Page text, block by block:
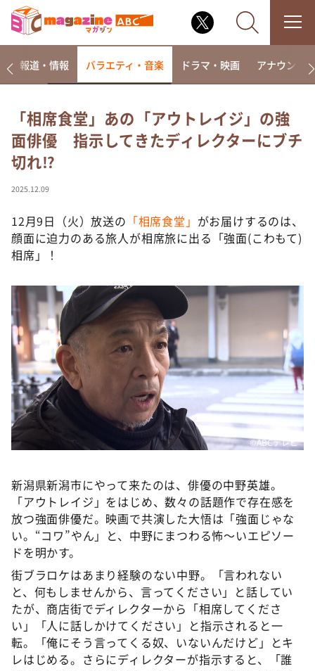
なるみ・岡村の過ぎるTV
相席食堂
これ余談なんですけど・・・
て真剣です
探偵！ナイトスクープ
河合＆A.B.C-Z塚田×福井アナ「なんでやねん！？」
（news おかえり）
DAIGOも台所 ～きょうの献立 何にする？～
本日はダイアンなり！シーズン２
朝だ！生です旅サラダ
教えて！ニュースライブ 正義のミカタ
ＬＩＦＥ～夢のカタチ～
新婚さんいらっしゃい！
ザキ山小屋本館
ぺこぱのまるスポ
アナ回覧板
報道・情報 バラエティ・音楽 ドラマ・映画 アナウンサー
「相席食堂」あの「アウトレイジ」の強
面俳優 指示してきたディレクターにブチ
切れ⁉︎
2025.12.09
12月9日（火）放送の 「相席食堂」 がお届けするのは、
顔面に迫力のある旅人が相席旅に出る「強面(こわもて)
相席」！
©ABCテレビ
新潟県新潟市にやって来たのは、俳優の中野英雄。
「アウトレイジ」をはじめ、数々の話題作で存在感を
放つ強面俳優だ。映画で共演した大悟は「強面じゃな
い。“コワ”やん」と、中野にまつわる怖～いエピソー
ドを明かす。
街ブラロケはあまり経験のない中野。「言われない
と、何もしませんから、言ってください」と話してい
たが、商店街でディレクターから「相席してくださ
い」「人に話しかけてください」と指示されると一
転。「俺にそう言ってくる奴、いないんだけど」とキ
レはじめる。さらにディレクターが指示すると、「誰